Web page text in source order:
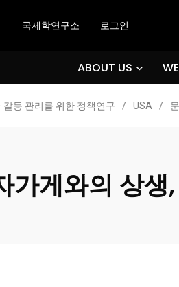
국제학연구소 로그인
ABOUT US
갈등 관리를 위한 정책연구 / USA /
가게와의 상